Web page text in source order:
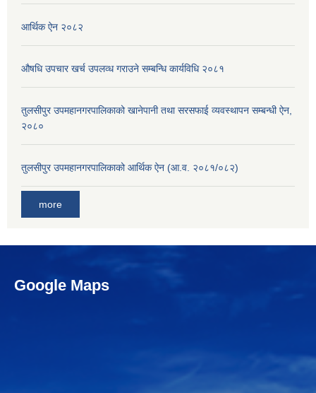
आर्थिक ऐन २०८२
औषधि उपचार खर्च उपलव्ध गराउने सम्बन्धि कार्यविधि २०८१
तुलसीपुर उपमहानगरपालिकाको खानेपानी तथा सरसफाई व्यवस्थापन सम्बन्धी ऐन,
२०८०
तुलसीपुर उपमहानगरपालिकाको आर्थिक ऐन (आ.व. २०८१/०८२)
more
Google Maps